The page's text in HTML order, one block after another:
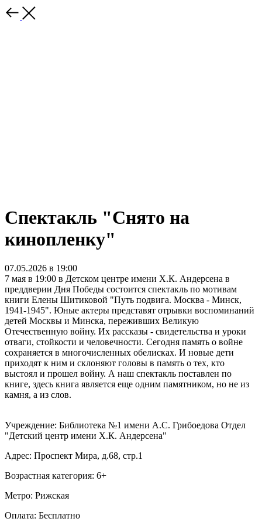
Спектакль "Снято на
кинопленку"
07.05.2026 в 19:00
7 мая в 19:00 в Детском центре имени Х.К. Андерсена в
преддверии Дня Победы состоится спектакль по мотивам
книги Елены Шитиковой "Путь подвига. Москва - Минск,
1941-1945". Юные актеры представят отрывки воспоминаний
детей Москвы и Минска, переживших Великую
Отечественную войну. Их рассказы - свидетельства и уроки
отваги, стойкости и человечности. Сегодня память о войне
сохраняется в многочисленных обелисках. И новые дети
приходят к ним и склоняют головы в память о тех, кто
выстоял и прошел войну. А наш спектакль поставлен по
книге, здесь книга является еще одним памятником, но не из
камня, а из слов.
Учреждение: Библиотека №1 имени А.С. Грибоедова Отдел
"Детский центр имени Х.К. Андерсена"
Адрес: Проспект Мира, д.68, стр.1
Возрастная категория: 6+
Метро: Рижская
Оплата: Бесплатно